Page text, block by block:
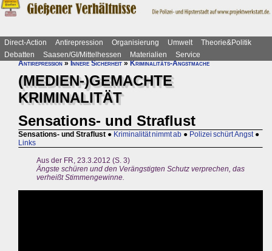
Direct-Action Antirepression Organisierung Umwelt
Theorie&Politik
Debatten
Saasen/GI/Mittelhessen Materialien
Service
Antirepression»Innere Sicherheit»Kriminalitäts-Angstmache
(MEDIEN-)GEMACHTE
KRIMINALITÄT
Sensations- und Straflust
Sensations- und Straflust ● Kriminalität nimmt ab ● Polizei schürt Angst ●
Links
Aus der FR, 23.3.2012 (S. 3)
Ängste schüren und den Verängstigten Schutz verprechen, das
verheißt Stimmengewinne.